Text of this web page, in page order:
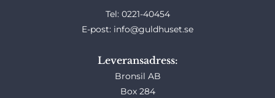
Tel: 0221-40454
E-post: info@guldhuset.se
Leveransadress:
Bronsil AB
Box 284